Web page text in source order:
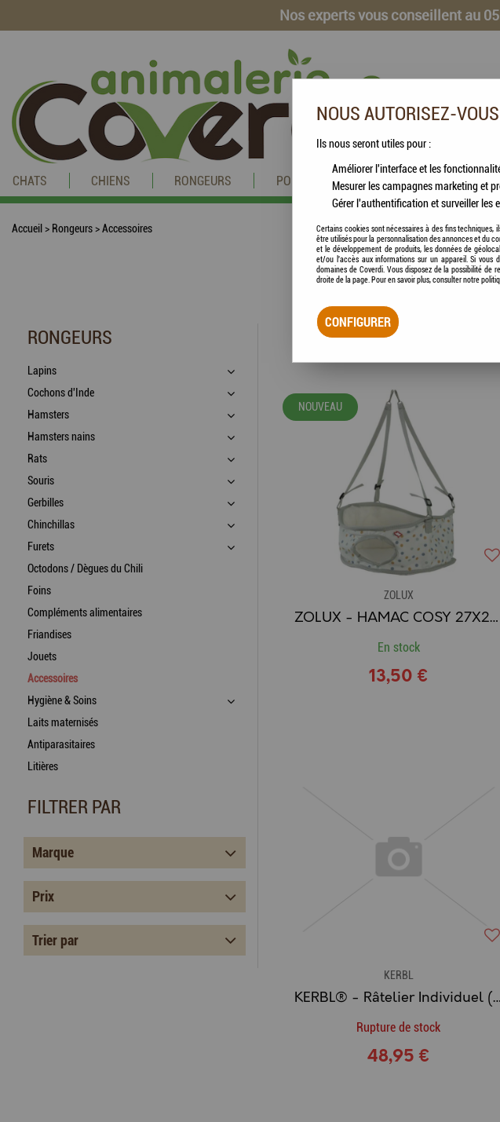
Nos experts vous conseillent au
CHATS CHIENS RONGEURS POISSONS CHEVAUX
Accueil > Rongeurs>Accessoires
RONGEURS
Lapins
Cochons d'Inde
Hamsters
Hamsters nains
Rats
Souris
Gerbilles
Chinchillas
Furets
Octodons / Dègues du Chili
Foins
Compléments alimentaires
Friandises
Jouets
Accessoires
Hygiène & Soins
Laits maternisés
Antiparasitaires
Litières
FILTRER PAR
Marque
Prix
Trier par
NOUVEAU
ZOLUX
ZOLUX - HAMAC COSY 27X27CM
En stock
13,50 €
KERBL
KERBL® - Râtelier Individuel (Lapin, ...) Écartement des barreux 20 mm.
Rupture de stock
48,95 €
NOUS AUTORISEZ-
Ils nous seront utiles pour :
Améliorer l'interface et les
Mesurer les campagnes marketing et
Gérer l'authentification et surveiller les
Certains cookies sont nécessaires à des fins techniques,
être utilisés pour la personnalisation des annonces et du
et le développement de produits, les données de
et/ou l'accès aux informations sur un appareil. Si vous
domaines de Coverdi. Vous disposez de la possibilité
droite de la page. Pour en savoir plus, consulter notre
CONFIGURER